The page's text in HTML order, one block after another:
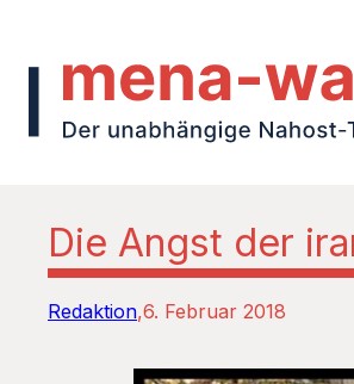
Die Angst der
Redaktion 6. Februar 2018